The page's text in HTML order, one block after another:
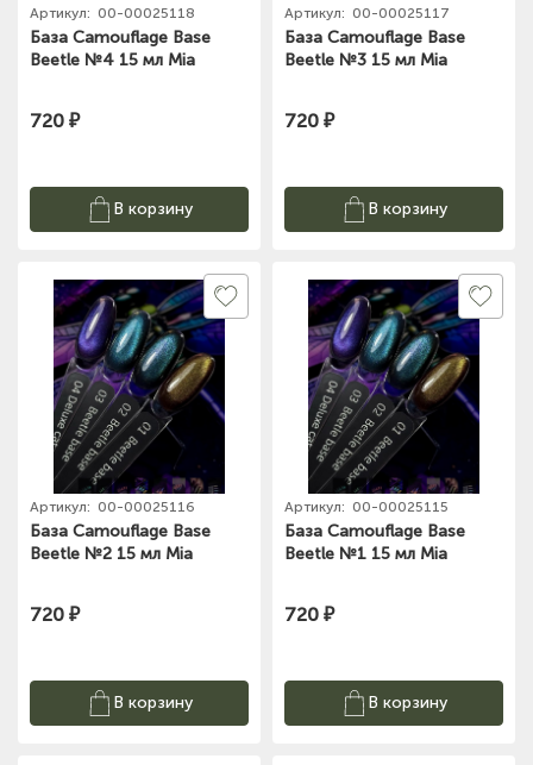
Артикул: 00-00025118
База Camouflage Base
Beetle №4 15 мл Mia
720 ₽
В корзину
Артикул: 00-00025117
База Camouflage Base
Beetle №3 15 мл Mia
720 ₽
В корзину
Артикул: 00-00025116
База Camouflage Base
Beetle №2 15 мл Mia
720 ₽
В корзину
Артикул: 00-00025115
База Camouflage Base
Beetle №1 15 мл Mia
720 ₽
В корзину